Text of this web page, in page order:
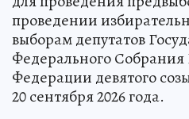
проведении
выборам депутатов
Федерального Собрания
Федерации девятого
20 сентября 2026 года.